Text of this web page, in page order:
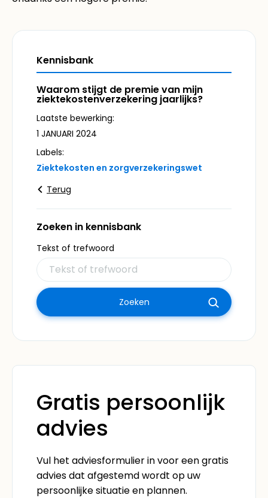
Kennisbank
Waarom stijgt de premie van mijn
ziektekostenverzekering jaarlijks?
Laatste bewerking:
1 JANUARI 2024
Labels:
Ziektekosten en zorgverzekeringswet
Terug
Zoeken in kennisbank
Tekst of trefwoord
Gratis persoonlijk
advies
Vul het adviesformulier in voor een gratis
advies dat afgestemd wordt op uw
persoonlijke situatie en plannen.